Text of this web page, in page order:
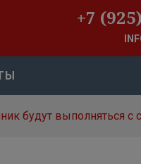
+7
будут выполняться с